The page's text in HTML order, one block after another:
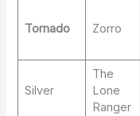
Tornado Zorro
Silver
The
Lone
Ranger